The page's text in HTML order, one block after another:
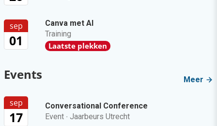
sep
01
Canva met AI
Training
Laatste plekken
Events Meer
sep
17
Conversational Conference
Event · Jaarbeurs Utrecht